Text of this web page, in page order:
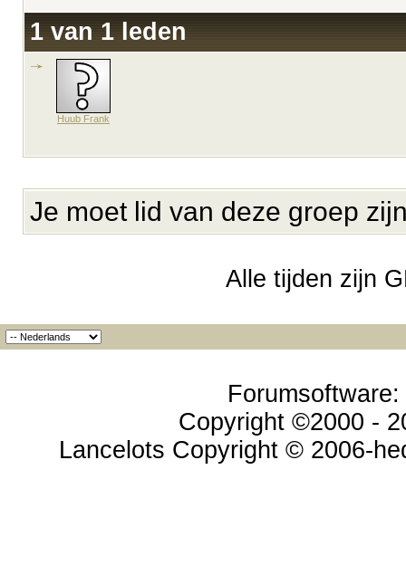
1 van 1 leden
Huub Frank
Je moet lid van deze groep
Alle tijden zijn
Copyright ©2000 -
Lancelots Copyright © 2006-